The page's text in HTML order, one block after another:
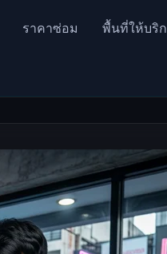
ราคาซ่อม พื้นที่ให้บริ